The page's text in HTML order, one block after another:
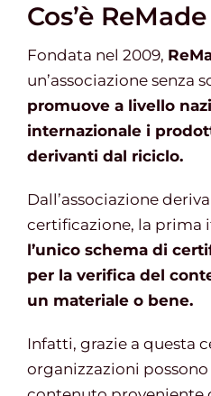
Cos’è
Fondata nel 2009,
un’associazione senza
promuove a livello
internazionale i
derivanti dal riciclo.
Dall’associazione
certificazione, la prima
l’unico schema di
per la verifica del
un materiale o bene.
Infatti, grazie a questa
organizzazioni